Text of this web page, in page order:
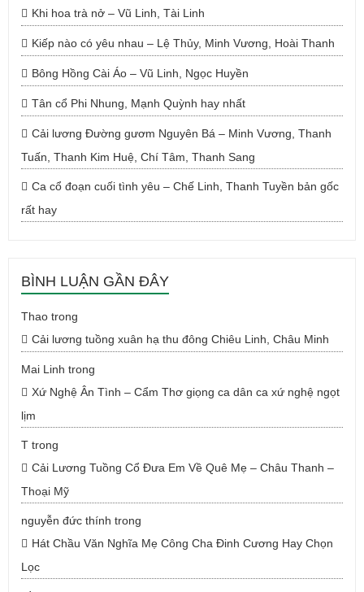
Khi hoa trà nở – Vũ Linh, Tài Linh
Kiếp nào có yêu nhau – Lệ Thủy, Minh Vương, Hoài Thanh
Bông Hồng Cài Áo – Vũ Linh, Ngọc Huyền
Tân cổ Phi Nhung, Mạnh Quỳnh hay nhất
Cải lương Đường gươm Nguyên Bá – Minh Vương, Thanh
Tuấn, Thanh Kim Huệ, Chí Tâm, Thanh Sang
Ca cổ đoạn cuối tình yêu – Chế Linh, Thanh Tuyền bản gốc
rất hay
BÌNH LUẬN GẦN ĐÂY
Thao trong
Cải lương tuồng xuân hạ thu đông Chiêu Linh, Châu Minh
Mai Linh trong
Xứ Nghệ Ân Tình – Cẩm Thơ giọng ca dân ca xứ nghệ ngọt
lịm
T trong
Cải Lương Tuồng Cổ Đưa Em Về Quê Mẹ – Châu Thanh –
Thoại Mỹ
nguyễn đức thính trong
Hát Chầu Văn Nghĩa Mẹ Công Cha Đinh Cương Hay Chọn
Lọc